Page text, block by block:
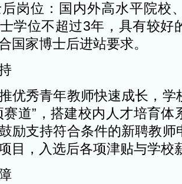
岗位：国内外高水平院校
学位不超过3年，具有较好
国家博士后进站要求。
优秀青年教师快速成长，学
赛道”，搭建校内人才培育体
励支持符合条件的新聘教师
目，入选后各项津贴与学校